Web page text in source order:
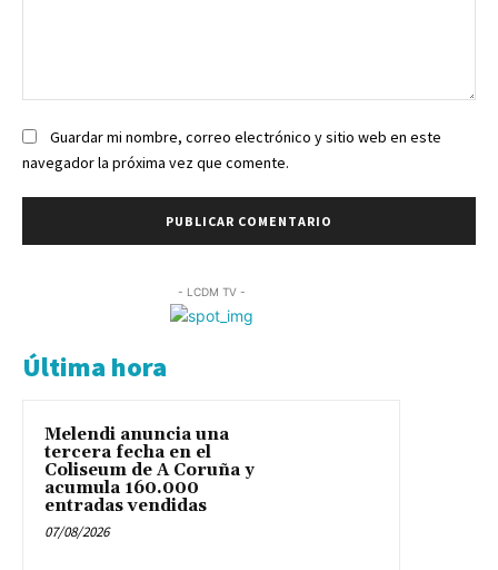
Guardar mi nombre, correo electrónico y sitio web en este
navegador la próxima vez que comente.
- LCDM TV -
Última hora
Melendi anuncia una
tercera fecha en el
Coliseum de A Coruña y
acumula 160.000
entradas vendidas
07/08/2026